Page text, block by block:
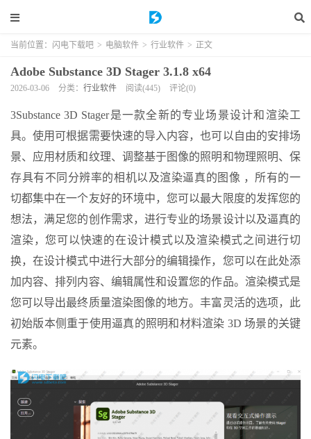
当前位置： 闪电下载吧 > 电脑软件 > 行业软件 > 正文
Adobe Substance 3D Stager 3.1.8 x64
2026-03-06 分类： 行业软件 阅读(445) 评论(0)
3Substance 3D Stager是一款全新的专业场景设计和渲染工
具。使用可根据需要快速的导入内容，也可以自由的安排场
景、应用材质和纹理、调整基于图像的照明和物理照明、保
存具有不同分辨率的相机以及渲染逼真的图像 ，所有的一
切都集中在一个友好的环境中，您可以最大限度的发挥您的
想法，满足您的创作需求，进行专业的场景设计以及逼真的
渲染，您可以快速的在设计模式以及渲染模式之间进行切
换，在设计模式中进行大部分的编辑操作，您可以在此处添
加内容、排列内容、编辑属性和设置您的作品。渲染模式是
您可以导出最终质量渲染图像的地方。丰富灵活的选项，此
初始版本侧重于使用逼真的照明和材料渲染 3D 场景的关键
元素。